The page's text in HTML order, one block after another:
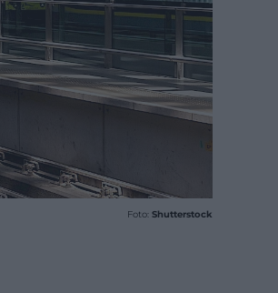
Foto: Shutterstock